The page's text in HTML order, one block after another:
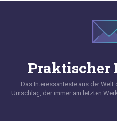
Praktischer
Das Interessanteste aus der Welt
Umschlag, der immer am letzten